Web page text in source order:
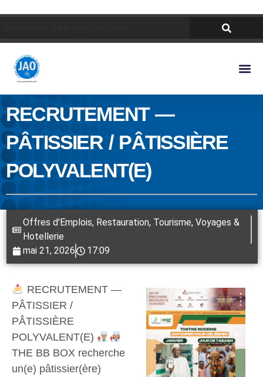
RECRUTEMENT —
PÂTISSIER / PÂTISSIÈRE
POLYVALENT(E)
Offres d'Emplois, Restauration, Tourisme, Voyages &
Hotellerie
mai 21, 2026
17:09
RECRUTEMENT —
PÂTISSIER /
PÂTISSIÈRE
POLYVALENT(E)
THE BB BOX recherche
un(e) pâtissier(ère)